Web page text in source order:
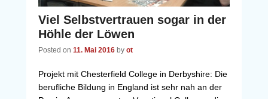
Viel Selbstvertrauen sogar in der
Höhle der Löwen
Posted on 11. Mai 2016 by ot
Projekt mit Chesterfield College in Derbyshire: Die
berufliche Bildung in England ist sehr nah an der